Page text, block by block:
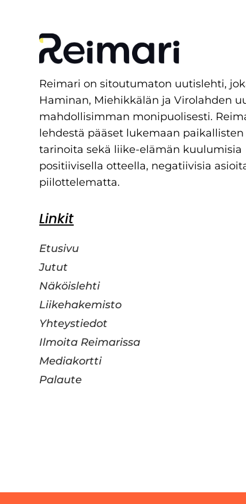
Reimari on sitoutumaton uutislehti,
Haminan, Miehikkälän ja Virolahden
mahdollisimman monipuolisesti.
lehdestä pääset lukemaan
tarinoita sekä liike-elämän kuulumisia
positiivisella otteella, negatiivisia
piilottelematta.
Linkit
Etusivu
Jutut
Näköislehti
Liikehakemisto
Yhteystiedot
Ilmoita Reimarissa
Mediakortti
Palaute